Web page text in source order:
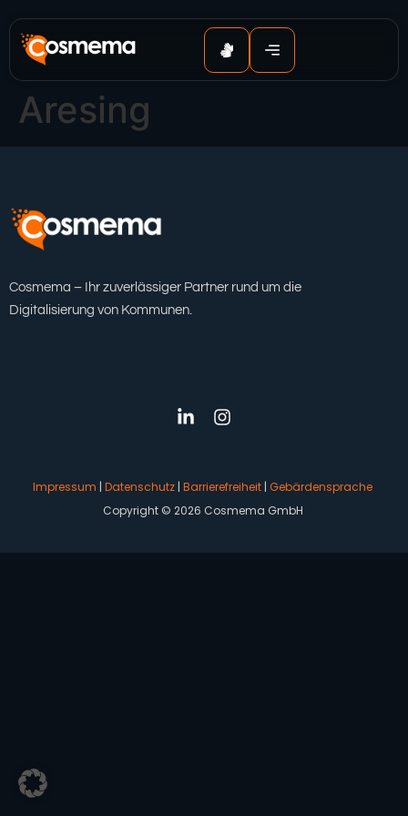
springen
Aresing
Cosmema – Ihr zuverlässiger Partner rund um die
Digitalisierung von Kommunen.
Impressum | Datenschutz | Barrierefreiheit | Gebärdensprache
Copyright © 2026 Cosmema GmbH